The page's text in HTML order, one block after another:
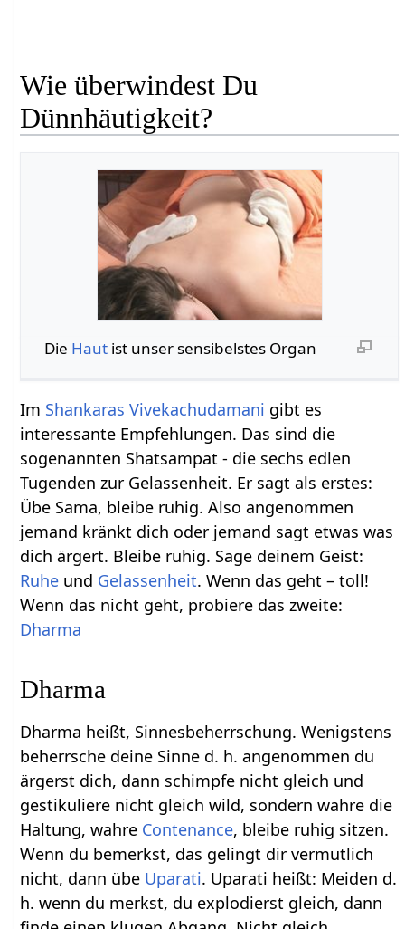
Wie überwindest Du
Dünnhäutigkeit?
Die Hautist unser sensibelstes Organ
Im Shankaras Vivekachudamani gibt es
interessante Empfehlungen. Das sind die
sogenannten Shatsampat - die sechs edlen
Tugenden zur Gelassenheit. Er sagt als erstes:
Übe Sama, bleibe ruhig. Also angenommen
jemand kränkt dich oder jemand sagt etwas was
dich ärgert. Bleibe ruhig. Sage deinem Geist:
Ruhe und Gelassenheit. Wenn das geht – toll!
Wenn das nicht geht, probiere das zweite:
Dharma
Dharma
Dharma heißt, Sinnesbeherrschung. Wenigstens
beherrsche deine Sinne d. h. angenommen du
ärgerst dich, dann schimpfe nicht gleich und
gestikuliere nicht gleich wild, sondern wahre die
Haltung, wahre Contenance, bleibe ruhig sitzen.
Wenn du bemerkst, das gelingt dir vermutlich
nicht, dann übe Uparati. Uparati heißt: Meiden d.
h. wenn du merkst, du explodierst gleich, dann